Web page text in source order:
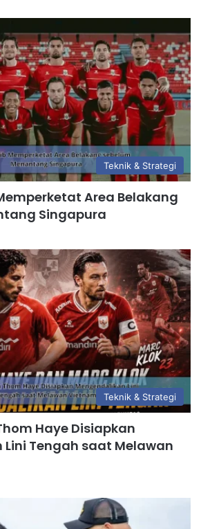
Teknik & Strategi
Area Belakang
Singapura
Teknik & Strategi
Haye Disiapkan
Tengah saat Melawan